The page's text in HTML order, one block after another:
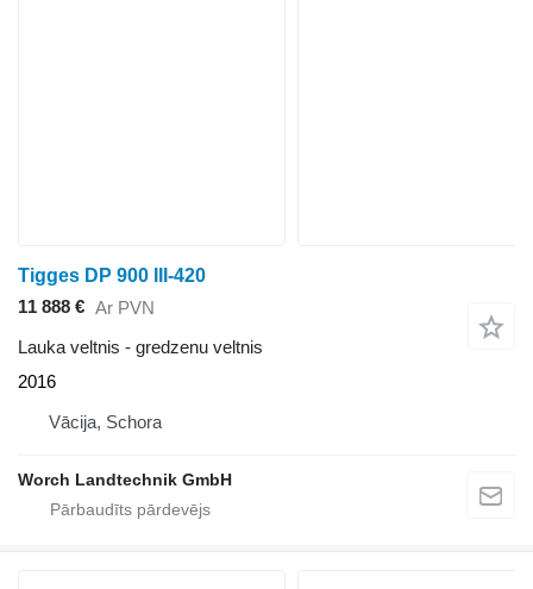
Tigges DP 900 III-420
11 888 € Ar PVN
Lauka veltnis - gredzenu veltnis
2016
Vācija, Schora
Worch Landtechnik GmbH